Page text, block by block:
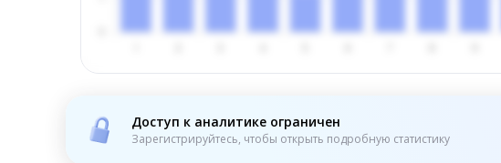
Доступ к аналитике ограничен
Зарегистрируйтесь, чтобы открыть подробную статистику